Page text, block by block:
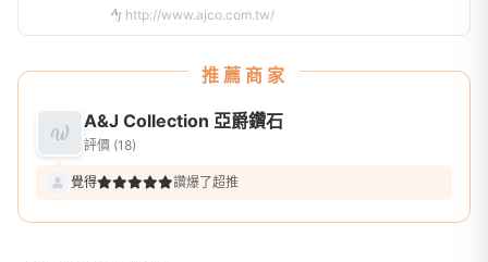
http://www.ajco.com.tw/
推薦商家
A&J Collection 亞爵鑽石
評價 (18)
覺得 讚爆了超推